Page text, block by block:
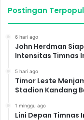
Postingan
6 hari ago
John Herdman
Intensitas Timnas
5 hari ago
Timor Leste
Stadion Kandang
1 minggu ago
Lini Depan Timnas